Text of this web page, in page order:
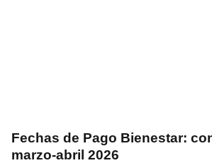
Fechas de Pago Bienestar:
marzo-abril 2026